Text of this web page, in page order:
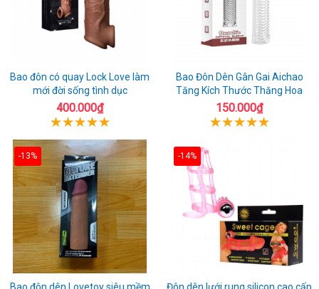
Bao đôn có quay Lock Love làm
mới đời sống tình dục
400.000₫
Bao Đôn Dên Gân Gai Aichao
Tăng Kích Thước Thăng Hoa
150.000₫
-13%
Bao đôn dên Lovetoy siêu mềm
-14%
Đôn dên lưới rung silicon cao cấp